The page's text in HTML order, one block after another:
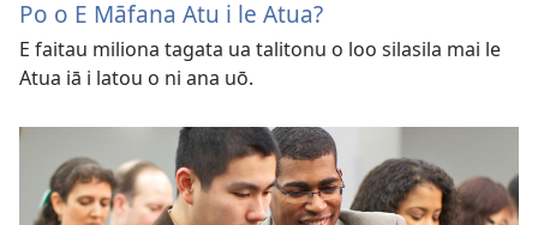
Po o E Māfana Atu i le Atua?
E faitau miliona tagata ua talitonu o loo silasila mai le
Atua iā i latou o ni ana uō.